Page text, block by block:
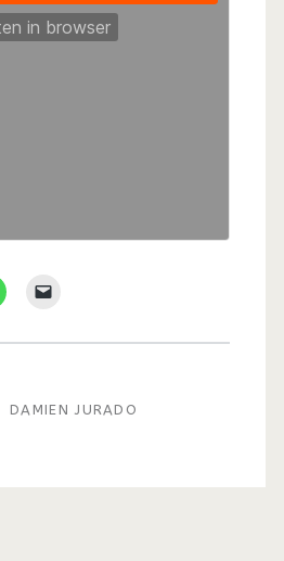
DAMIEN JURADO